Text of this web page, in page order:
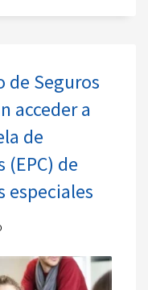
de Seguros
acceder a
de
(EPC) de
especiales